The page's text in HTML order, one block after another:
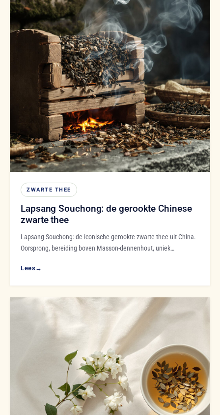
ZWARTE THEE
Lapsang Souchong: de gerookte Chinese
zwarte thee
Lapsang Souchong: de iconische gerookte zwarte thee uit China.
Oorsprong, bereiding boven Masson-dennenhout, uniek…
Lees →